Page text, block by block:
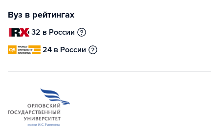
Вуз в рейтингах
32 в России
24 в России